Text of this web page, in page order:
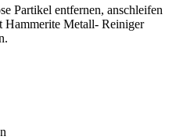
Partikel entfernen, anschleifen
Hammerite Metall- Reiniger